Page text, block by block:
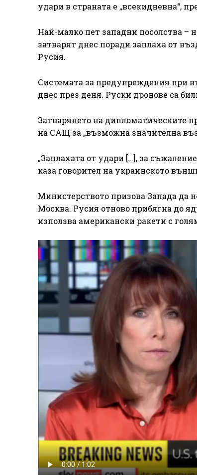
удари в страната е „всекидневна“,
Най-малко пет западни посолства –
затварят днес поради заплаха от
Русия.
Системата за предупреждения при
днес през деня. Руски дронове са
Затварянето на дипломатическите
на САЩ за „възможна значителна
„Заплахата от удари […], за
каза говорител на украинското
Министерството призова Запада да
Москва. Русия отново прибягна до
използва американски ракети с